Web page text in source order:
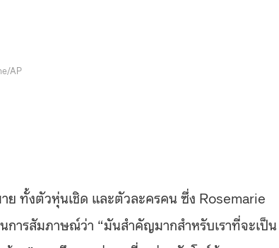
AP
ทั้งตัวหุ่นเชิด และตัวละครคน ซึ่ง Rosemarie
การสัมภาษณ์ว่า “มันสำคัญมากสำหรับเราที่จะเป็น